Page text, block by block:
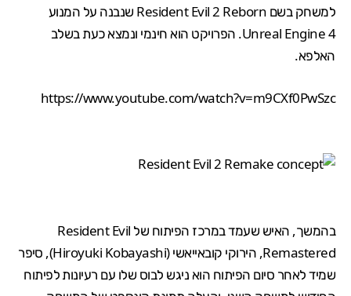
למשחק בשם Resident Evil 2 Reborn שנבנה על המנוע
Unreal Engine 4. הפרויקט הוא חינמי ונמצא כעת בשלב
האלפא.
https://www.youtube.com/watch?v=m9CXf0PwSzc
בהמשך, האיש שעמד במרכז הפיתוח של Resident Evil
Remastered, הירוקי קובאייאשי (Hiroyuki Kobayashi), סיפר
שמיד לאחר סיום הפיתוח הוא ניגש לבוס שלו עם רעיונות לפיתוח